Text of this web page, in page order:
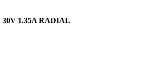
1.35A RADIAL